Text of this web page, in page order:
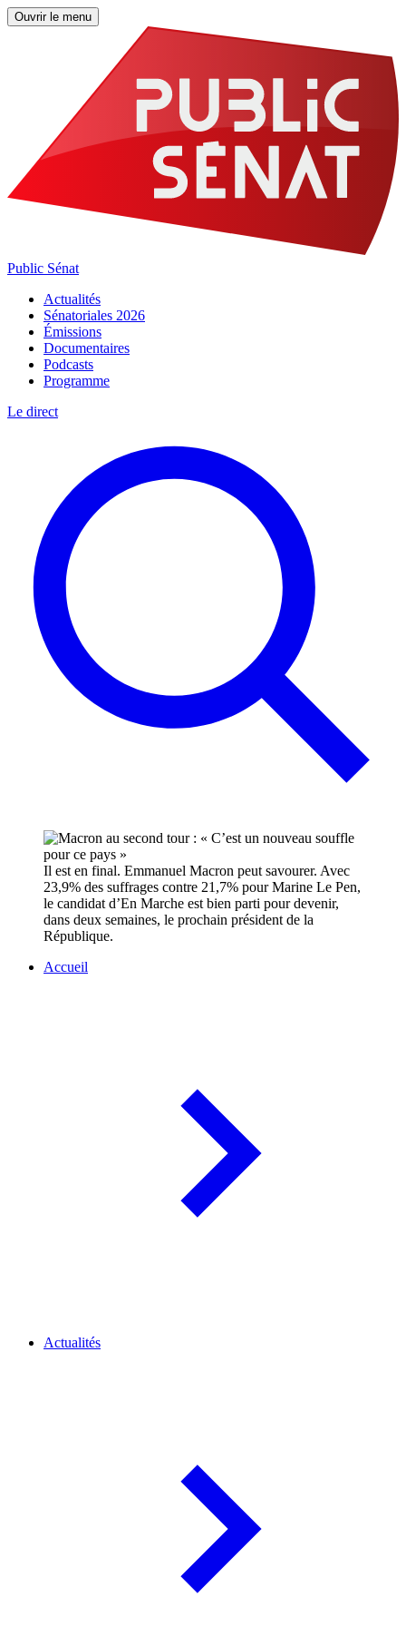
Ouvrir le menu
Public Sénat
Actualités
Sénatoriales 2026
Émissions
Documentaires
Podcasts
Programme
Le direct
Il est en final. Emmanuel Macron peut savourer. Avec
23,9% des suffrages contre 21,7% pour Marine Le Pen,
le candidat d’En Marche est bien parti pour devenir,
dans deux semaines, le prochain président de la
République.
Accueil
Actualités